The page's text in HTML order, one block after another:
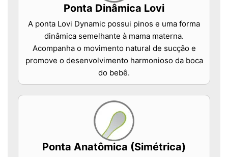
Ponta Dinâmica Lovi
A ponta Lovi Dynamic possui pinos e uma forma
dinâmica semelhante à mama materna.
Acompanha o movimento natural de sucção e
promove o desenvolvimento harmonioso da boca
do bebê.
Ponta Anatômica (Simétrica)